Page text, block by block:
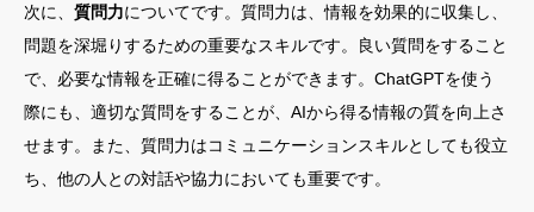
次に、 質問力についてです。質問力は、情報を効果的に収集し、
問題を深堀りするための重要なスキルです。良い質問をすること
で、必要な情報を正確に得ることができます。ChatGPTを使う
際にも、適切な質問をすることが、AIから得る情報の質を向上さ
せます。また、質問力はコミュニケーションスキルとしても役立
ち、他の人との対話や協力においても重要です。